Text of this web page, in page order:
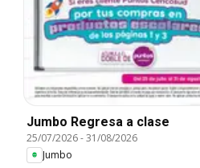
Jumbo Regresa a clase
25/07/2026-31/08/2026
Jumbo